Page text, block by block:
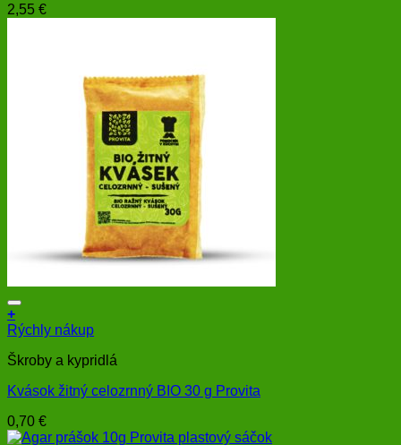
2,55 €
+
Rýchly nákup
Škroby a kypridlá
Kvások žitný celozrnný BIO 30 g Provita
0,70 €